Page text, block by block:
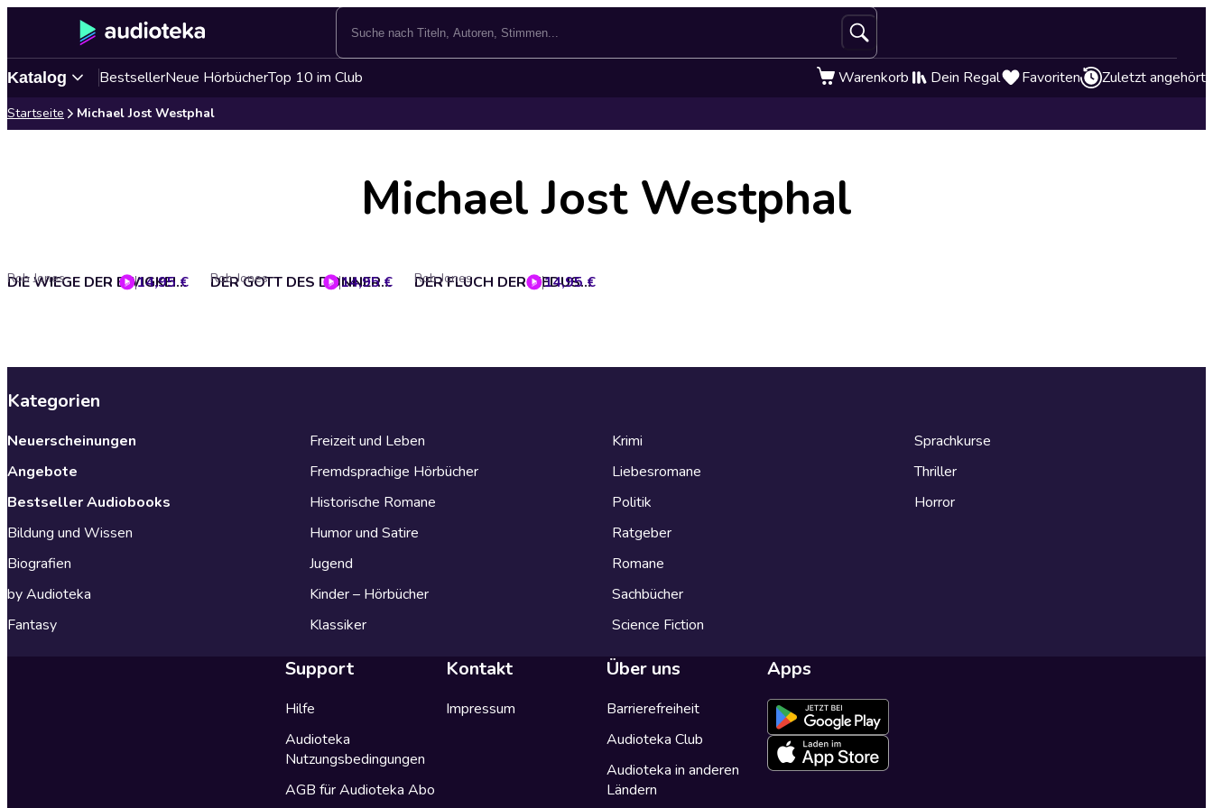
Katalog BestsellerNeue HörbücherTop 10 im Club Warenkorb Dein Regal Favoriten Zuletzt angehört
Startseite Michael Jost Westphal
Michael Jost Westphal
DIE WIEGE DER EWIGKEIT (Joe Hawke 3)
Rob Jones 14,95 € DER GOTT DES DONNERS (Joe Hawke 2)
Rob Jones 14,95 € DER FLUCH DER MEDUSA (Joe Hawke 4)
Rob Jones 14,95 €
Kategorien
Neuerscheinungen
Angebote
Bestseller Audiobooks
Bildung und Wissen
Biografien
by Audioteka
Fantasy
Freizeit und Leben
Fremdsprachige Hörbücher
Historische Romane
Humor und Satire
Jugend
Kinder – Hörbücher
Klassiker
Krimi
Liebesromane
Politik
Ratgeber
Romane
Sachbücher
Science Fiction
Sprachkurse
Thriller
Horror
Support
Hilfe
Audioteka
Nutzungsbedingungen
AGB für Audioteka Abo
Kontakt
Impressum
Über uns
Barrierefreiheit
Audioteka Club
Audioteka in anderen
Ländern
Apps